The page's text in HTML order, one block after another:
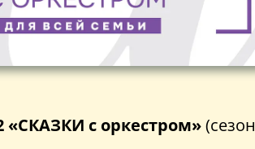
с оркестром»